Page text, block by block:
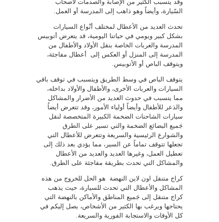
وقد يتسبب الكثير من الإصابة والصدمات لأصحاب
السّيارة، وأيضاً وهو ذاهب إلى المدرسة أو العمل.
تحدث العديد من الأعطال لمختلف أنْواع السيارات
بشكل كبير ويومي في حياتنا اليومية، قد يتعرض أتوبيس
المدرسة والعربات الخاصة بنقل الأولاد والأطفال من
المدرسة إلى المنزل أو العكس إلى أعطال مفاجئة،
ويتوقف الباص أو الأتوبيس.
يتوقف الباص في وسط الطريق ويتسبب في توقف باقي
السيارات والعربات الأخرى، والأطفال والأولاد بداخله،
مما يتسبب في حدوث العديد من الأضرار والمشاكل
والذعر للأطفال وأيضاً أولياء الأمور، وقد تتعرض أيضاُ
سيارات الشاحنات الضخمة الكبيرة المتخصصة لنقل
جَميع البضائع الضخمة والتي تسير على الطرق
والشوارع الرئيسية والسريعة وتتعرض للأعطال التي
تجعلها تتوقف تماماً عن السير، مما يؤدي بعد ذلك إلى
تعطيل العمل، وغيرها العديد والعديد من الأعطال
والمشاكل التي تحدث بطريقة مفاجئة على الطرق.
كراج متنقل اون لاين النهضة هو الحل للخروج من هذه
المشاكل والأعطال التي تحدث للسيارة، حيث يذهب
كراج متنقل إلى جَميع المناطق والأماكن بالنهضة التي
يحتاجها ويرغب بها الكثير من الأشخاص، يصل إليكم في
كل الأوقات والاستجابة الفورية والسريعة.